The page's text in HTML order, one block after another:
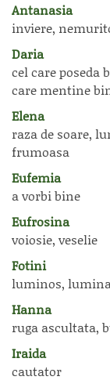
Antanasia
inviere,
Daria
cel care poseda
care mentine
Elena
raza de soare,
frumoasa
Eufemia
a vorbi bine
Eufrosina
voiosie, veselie
Fotini
luminos,
Hanna
ruga ascultata,
Iraida
cautator